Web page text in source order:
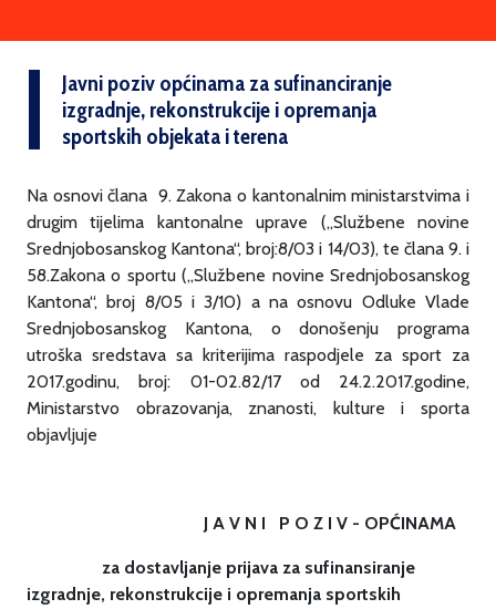
Javni poziv općinama za sufinanciranje
izgradnje, rekonstrukcije i opremanja
sportskih objekata i terena
Na osnovi člana 9. Zakona o kantonalnim ministarstvima i
drugim tijelima kantonalne uprave („Službene novine
Srednjobosanskog Kantona“, broj:8/03 i 14/03), te člana 9. i
58.Zakona o sportu („Službene novine Srednjobosanskog
Kantona“, broj 8/05 i 3/10) a na osnovu Odluke Vlade
Srednjobosanskog Kantona, o donošenju programa
utroška sredstava sa kriterijima raspodjele za sport za
2017.godinu, broj: 01-02.82/17 od 24.2.2017.godine,
Ministarstvo obrazovanja, znanosti, kulture i sporta
objavljuje
J A V N I P O Z I V - OPĆINAMA
za dostavljanje prijava za sufinansiranje
izgradnje, rekonstrukcije i opremanja sportskih